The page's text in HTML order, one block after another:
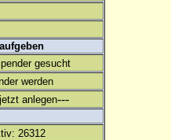
gesucht
werden
anlegen---
26312